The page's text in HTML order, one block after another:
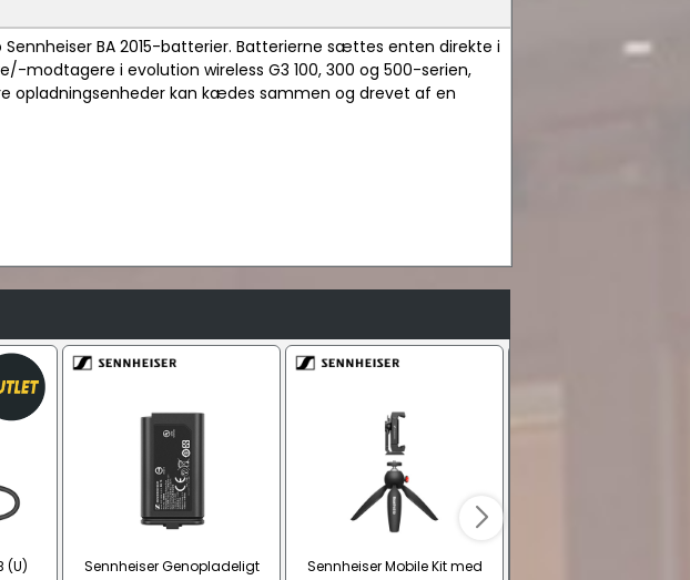
BA 2015-batterier. Batterierne sættes enten direkte i
modtagere i evolution wireless G3 100, 300 og 500-serien,
opladningsenheder kan kædes sammen og drevet af en
(U)
Sennheiser Genopladeligt
Sennheiser Mobile Kit med